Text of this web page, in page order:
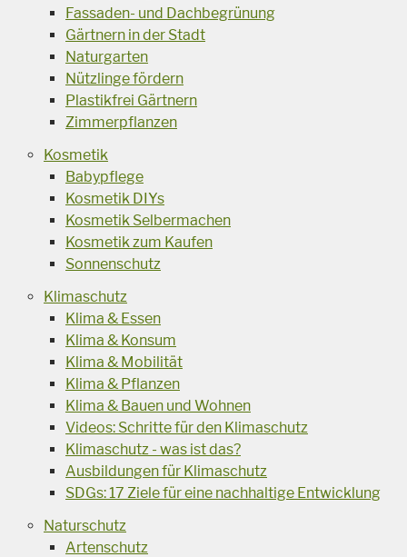
Fassaden- und Dachbegrünung
Gärtnern in der Stadt
Naturgarten
Nützlinge fördern
Plastikfrei Gärtnern
Zimmerpflanzen
Kosmetik
Babypflege
Kosmetik DIYs
Kosmetik Selbermachen
Kosmetik zum Kaufen
Sonnenschutz
Klimaschutz
Klima & Essen
Klima & Konsum
Klima & Mobilität
Klima & Pflanzen
Klima & Bauen und Wohnen
Videos: Schritte für den Klimaschutz
Klimaschutz - was ist das?
Ausbildungen für Klimaschutz
SDGs: 17 Ziele für eine nachhaltige Entwicklung
Naturschutz
Artenschutz